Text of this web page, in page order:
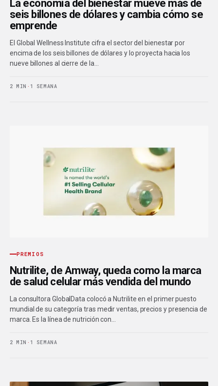
La economía del bienestar mueve más de
seis billones de dólares y cambia cómo se
emprende
El Global Wellness Institute cifra el sector del bienestar por
encima de los seis billones de dólares y lo proyecta hacia los
nueve billones al cierre de la…
2 MIN · 1 SEMANA
PREMIOS
Nutrilite, de Amway, queda como la marca
de salud celular más vendida del mundo
La consultora GlobalData colocó a Nutrilite en el primer puesto
mundial de su categoría tras medir ventas, precios y presencia de
marca. Es la línea de nutrición con…
2 MIN · 1 SEMANA